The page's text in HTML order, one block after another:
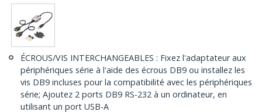
ÉCROUS/VIS INTERCHANGEABLES : Fixez l'adaptateur aux
périphériques série à l'aide des écrous DB9 ou installez les
vis DB9 incluses pour la compatibilité avec les périphériques
série; Ajoutez 2 ports DB9 RS-232 à un ordinateur, en
utilisant un port USB-A